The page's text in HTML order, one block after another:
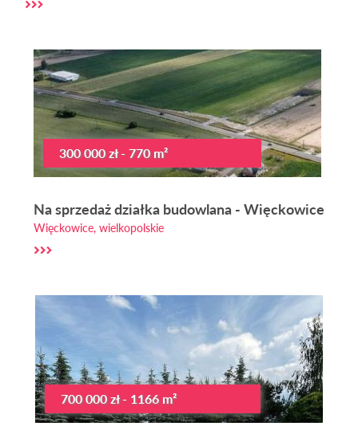
300 000 zł - 770 m²
Na sprzedaż działka budowlana - Więckowice
Więckowice, wielkopolskie
700 000 zł - 1166 m²